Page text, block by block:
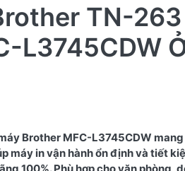
TN-
L3745CDW
Brother MFC-L3745CDW
in vận hành ổn định và tiết